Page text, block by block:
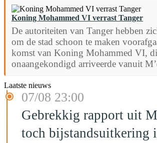
Koning Mohammed VI verrast Tanger
De autoriteiten van Tanger hebben
om de stad schoon te maken
komst van Koning Mohammed VI,
onaangekondigd arriveerde vanuit
Laatste nieuws
07/08 23:00
Gebrekkig rapport uit
toch bijstandsuitkering